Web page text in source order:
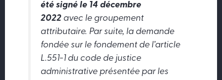
été signé le 14 décembre
2022 avec le groupement
attributaire. Par suite, la demande
fondée sur le fondement de l’article
L.551-1 du code de justice
administrative présentée par les